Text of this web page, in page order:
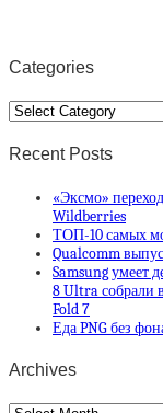
Categories
Categories
Recent Posts
«Эксмо»
Wildberries
ТОП-10 самых
Qualcomm
Samsung умеет
8 Ultra собрали
Fold 7
Еда PNG без
Archives